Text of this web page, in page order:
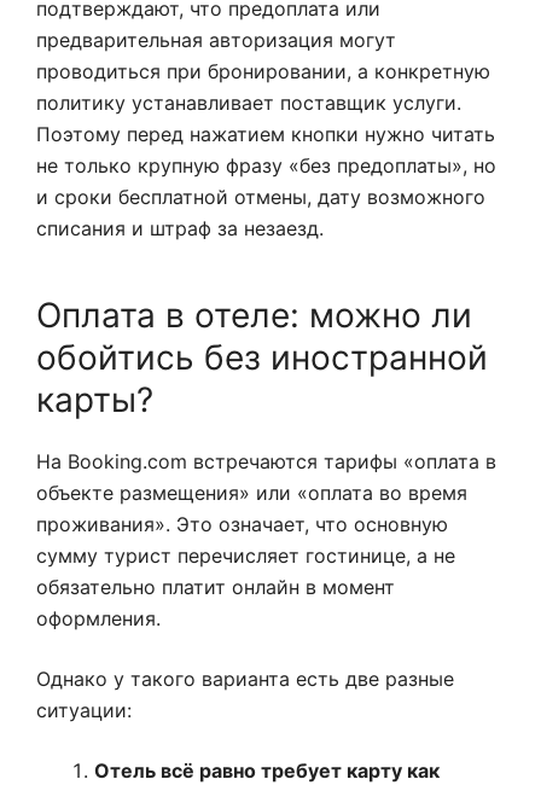
подтверждают, что предоплата или
предварительная авторизация могут
проводиться при бронировании, а конкретную
политику устанавливает поставщик услуги.
Поэтому перед нажатием кнопки нужно читать
не только крупную фразу «без предоплаты», но
и сроки бесплатной отмены, дату возможного
списания и штраф за незаезд.
Оплата в отеле: можно ли
обойтись без иностранной
карты?
На Booking.com встречаются тарифы «оплата в
объекте размещения» или «оплата во время
проживания». Это означает, что основную
сумму турист перечисляет гостинице, а не
обязательно платит онлайн в момент
оформления.
Однако у такого варианта есть две разные
ситуации:
Отель всё равно требует карту как